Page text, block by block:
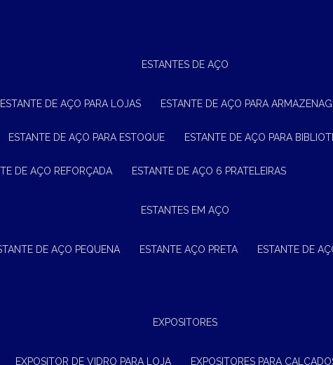
ESTANTES DE AÇO
ESTANTE DE AÇO PARA LOJAS ESTANTE DE AÇO PARA
ESTANTE DE AÇO PARA ESTOQUE ESTANTE DE AÇO PARA
DE AÇO REFORÇADA ESTANTE DE AÇO 6 PRATELEIRAS
ESTANTES EM AÇO
DE AÇO PEQUENA ESTANTE AÇO PRETA ESTANTE DE
EXPOSITORES
EXPOSITOR DE VIDRO PARA LOJA EXPOSITORES PARA